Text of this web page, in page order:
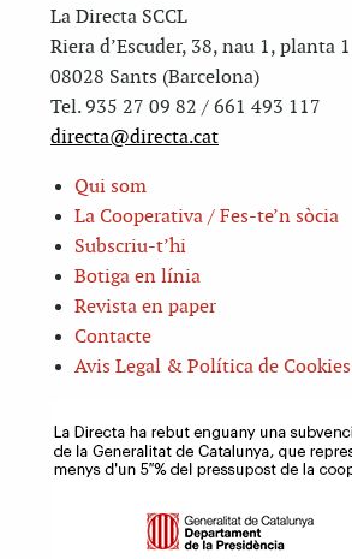
La Directa SCCL
Riera d’Escuder, 38, nau 1, planta 1
08028 Sants (Barcelona)
Tel. 935 27 09 82 / 661 493 117
directa@directa.cat
Qui som
La Cooperativa / Fes-te’n sòcia
Subscriu-t’hi
Botiga en línia
Revista en paper
Contacte
Avis Legal & Política de Cookies